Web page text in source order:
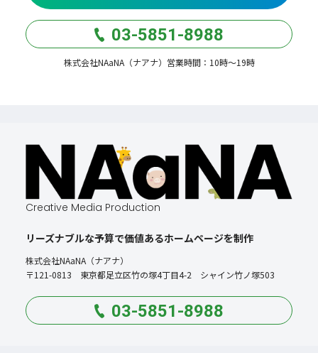
03-5851-8988
株式会社NAaNA（ナアナ）営業時間：10時〜19時
Creative Media Production
リーズナブルな予算で価値あるホームページを制作
株式会社NAaNA（ナアナ）
〒121-0813 東京都足立区竹の塚4丁目4-2 シャイン竹ノ塚503
03-5851-8988